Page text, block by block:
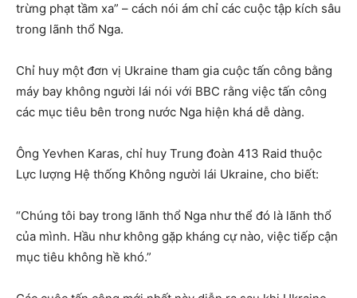
trừng phạt tầm xa” – cách nói ám chỉ các cuộc tập kích sâu
trong lãnh thổ Nga.
Chỉ huy một đơn vị Ukraine tham gia cuộc tấn công bằng
máy bay không người lái nói với BBC rằng việc tấn công
các mục tiêu bên trong nước Nga hiện khá dễ dàng.
Ông Yevhen Karas, chỉ huy Trung đoàn 413 Raid thuộc
Lực lượng Hệ thống Không người lái Ukraine, cho biết:
“Chúng tôi bay trong lãnh thổ Nga như thể đó là lãnh thổ
của mình. Hầu như không gặp kháng cự nào, việc tiếp cận
mục tiêu không hề khó.”